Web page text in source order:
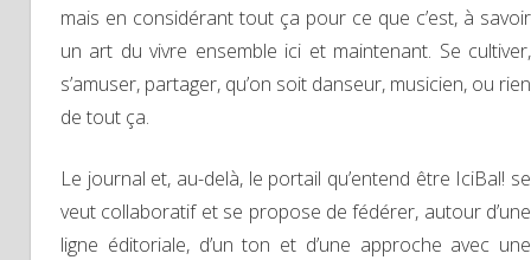
mais en considérant tout ça pour ce que c’est, à savoir
un art du vivre ensemble ici et maintenant. Se cultiver,
s’amuser, partager, qu’on soit danseur, musicien, ou rien
de tout ça.
Le journal et, au-delà, le portail qu’entend être IciBal! se
veut collaboratif et se propose de fédérer, autour d’une
ligne éditoriale, d’un ton et d’une approche avec une